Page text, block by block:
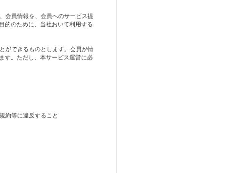
会員情報を、会員へのサービス提
的のために、当社おいて利用する
ができるものとします。会員が情
す。ただし、本サービス運営に必
約等に違反すること